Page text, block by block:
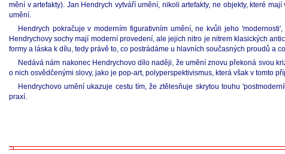
mění v artefakty). Jan Hendrych vytváří umění, nikoli artefakty, ne objekty, které
umění.
Hendrych pokračuje v moderním figurativním umění, ne kvůli jeho
Hendrychovy sochy mají moderní provedení, ale jejich nitro je nitrem klasických
formy a láska k dílu, tedy právě to, co postrádáme u hlavních současných proudů a
Nedává nám nakonec Hendrychovo dílo naději, že umění znovu překoná svou
o nich osvědčenými slovy, jako je pop-art, polyperspektivismus, která však v tomto
Hendrychovo umění ukazuje cestu tím, že ztělesňuje skrytou touhu
praxí.